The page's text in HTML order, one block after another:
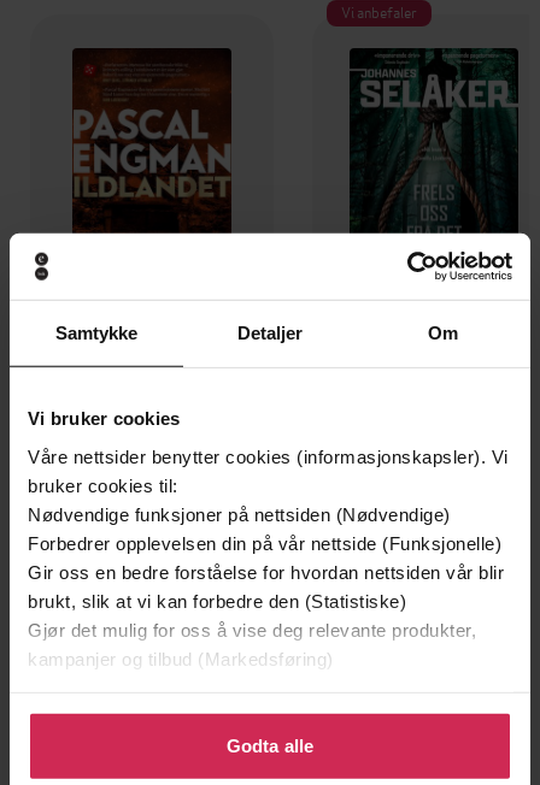
Samtykke Detaljer Om
Vi bruker cookies
Våre nettsider benytter cookies (informasjonskapsler). Vi
bruker cookies til:
Nødvendige funksjoner på nettsiden (Nødvendige)
Forbedrer opplevelsen din på vår nettside (Funksjonelle)
Gir oss en bedre forståelse for hvordan nettsiden vår blir
brukt, slik at vi kan forbedre den (Statistiske)
Gjør det mulig for oss å vise deg relevante produkter,
kampanjer og tilbud (Markedsføring)
Klikk på «Godta alle» for å gi oss ditt samtykke til å
bruke cookies for alle disse formålene. Du kan også
tilpasse ditt samtykke til spesifikke formål ved å klikke
Godta alle
249,-
Ildlandet
EBOK
Vi anbefaler
99,-
EBOK
Undertittel en bok om usynlig reparasjon av klær, både
for hånd og på symaskin
Forfattere Marie Årsland Bruce(forfatter)
Kolofon
Utgitt 12.12.2023